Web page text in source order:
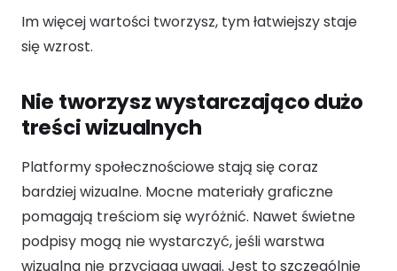
Im więcej wartości tworzysz, tym łatwiejszy staje
się wzrost.
Nie tworzysz wystarczająco dużo
treści wizualnych
Platformy społecznościowe stają się coraz
bardziej wizualne. Mocne materiały graficzne
pomagają treściom się wyróżnić. Nawet świetne
podpisy mogą nie wystarczyć, jeśli warstwa
wizualna nie przyciąga uwagi. Jest to szczególnie